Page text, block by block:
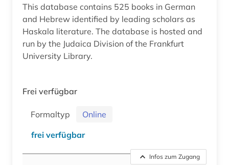
This database contains 525 books in German
and Hebrew identified by leading scholars as
Haskala literature. The database is hosted and
run by the Judaica Division of the Frankfurt
University Library.
Frei verfügbar
Formaltyp
Online
frei verfügbar
Infos zum Zugang